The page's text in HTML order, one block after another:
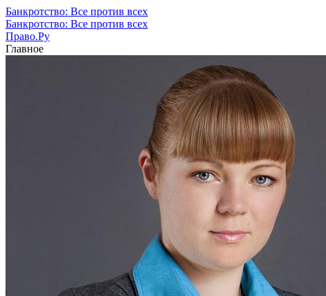
Банкротство: Все против всех
Банкротство: Все против всех
Право.Ру
Главное